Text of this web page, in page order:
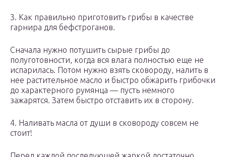
3. Как правильно приготовить грибы в качестве
гарнира для бефстроганов.
Сначала нужно потушить сырые грибы до
полуготовности, когда вся влага полностью еще не
испарилась. Потом нужно взять сковороду, налить в
нее растительное масло и быстро обжарить грибочки
до характерного румянца — пусть немного
зажарятся. Затем быстро отставить их в сторону.
4. Наливать масла от души в сковороду совсем не
стоит!